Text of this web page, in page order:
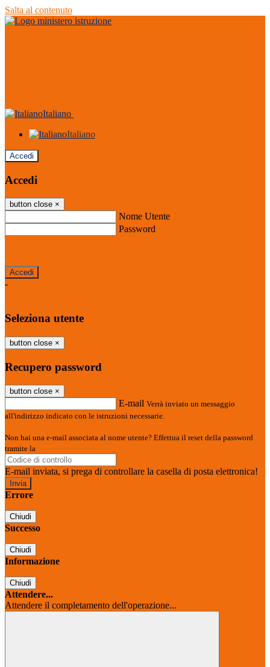
Salta al contenuto
Italiano
Italiano
Accedi
Accedi
button close ×
Nome Utente
Password
-
Seleziona utente
button close ×
Recupero password
button close ×
E-mail Verrà inviato un messaggio
all'indirizzo indicato con le istruzioni necessarie.
Non hai una e-mail associata al nome utente? Effettua il reset della password
tramite la
E-mail inviata, si prega di controllare la casella di posta elettronica!
Errore
Chiudi
Successo
Chiudi
Informazione
Chiudi
Attendere...
Attendere il completamento dell'operazione...